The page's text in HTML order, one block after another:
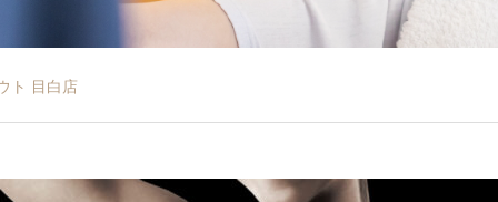
ト 目白店